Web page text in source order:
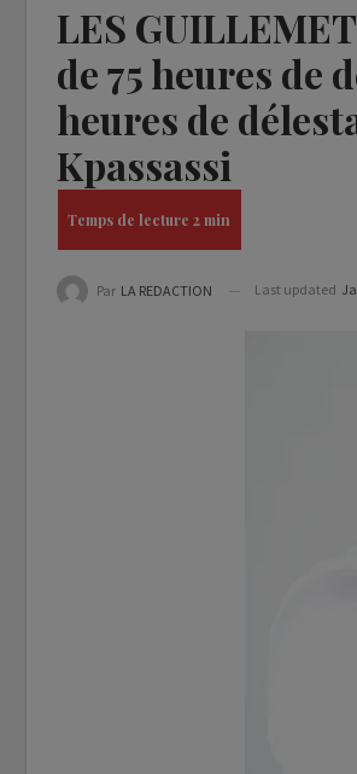
LES
de 75 heures de
heures de
Kpassassi
Par LA REDACTION Last updated